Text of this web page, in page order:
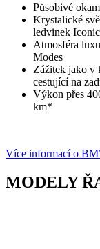
Působivé
Krystalické
ledvinek
Atmosféra
Modes
Zážitek jako v
cestující na
Výkon přes
km*
Více informací o
MODELY